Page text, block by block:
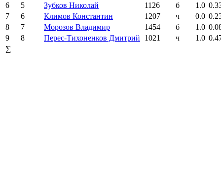
6
5 Зубков Николай 1126 б 1.0
7
6 Климов Константин 1207 ч 0.0
8
7 Морозов Владимир 1454 б 1.0
9
8 Перес-Тихоненков Дмитрий 1021 ч 1.0
∑